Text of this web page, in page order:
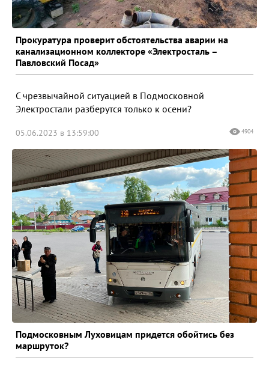
Прокуратура проверит обстоятельства аварии на
канализационном коллекторе «Электросталь –
Павловский Посад»
С чрезвычайной ситуацией в Подмосковной
Электростали разберутся только к осени?
05.06.2023 в 13:59:00 4904
Подмосковным Луховицам придется обойтись без
маршруток?